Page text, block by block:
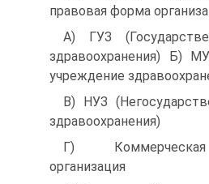
правовая форма
А) ГУЗ
здравоохранения) Б)
учреждение
В) НУЗ
здравоохранения)
Г)
организация